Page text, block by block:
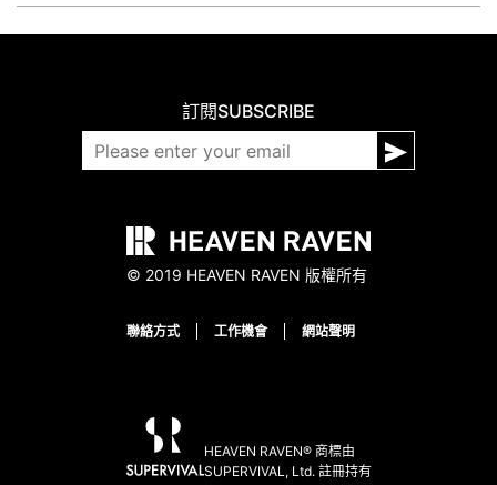
訂閱SUBSCRIBE
© 2019 HEAVEN RAVEN 版權所有
聯絡方式 工作機會 網站聲明
HEAVEN RAVEN® 商標由
SUPERVIVAL, Ltd. 註冊持有